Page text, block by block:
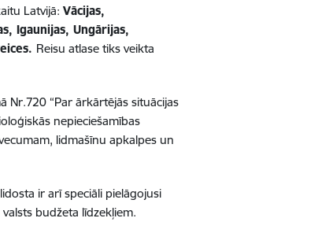
Latvijā:Vācijas,
Igaunijas, Ungārijas,
Reisu atlase tiks veikta
“Par ārkārtējās situācijas
nepieciešamības
lidmašīnu apkalpes un
ir arī speciāli pielāgojusi
budžeta līdzekļiem.